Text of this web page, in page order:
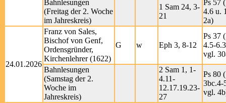
Bahnlesungen
(Freitag der 2. Woche
im Jahreskreis)
1 Sam 24, 3-
21
Ps 57
4.6 u.
2a)
24.01.2026
Franz von Sales,
Bischof von Genf,
Ordensgründer,
Kirchenlehrer (1622)
G w Eph 3, 8-12
Ps 37
4.5-
vgl.
Bahnlesungen
(Samstag der 2.
Woche im
Jahreskreis)
2 Sam 1, 1-
4.11-
12.17.19.23-
27
Ps 80
3bc.4-
vgl.